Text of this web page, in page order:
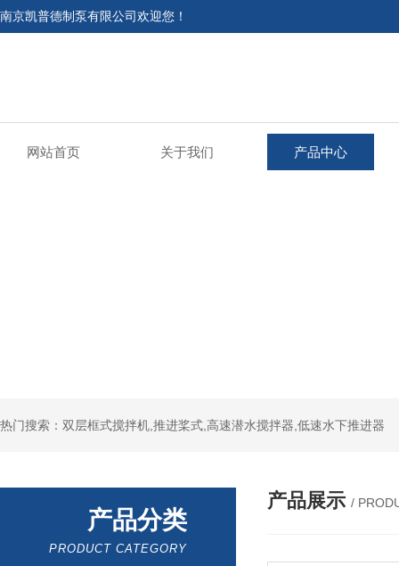
南京凯普德制泵有限公司欢迎您！
网站首页 关于我们 产品中心
热门搜索：双层框式搅拌机,推进桨式,高速潜水搅拌器,低速水下推进器
产品分类
PRODUCT CATEGORY
产品展示 /